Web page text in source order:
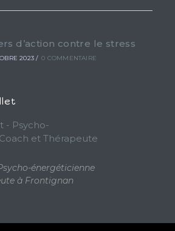
d’action contre le stress
2023 / 0 COMMENTAIRE
énergéticienne
à Frontignan